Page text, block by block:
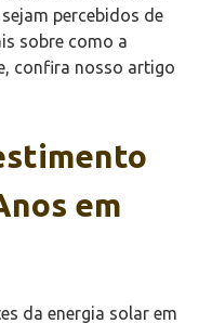
percebidos de
sobre como a
confira nosso artigo
em
da energia solar em